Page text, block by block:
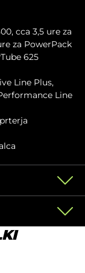
cca 3,5 ure za
za PowerPack
625
Line Plus,
Line